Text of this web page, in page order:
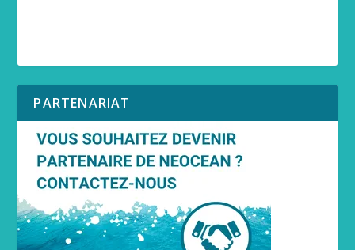
PARTENARIAT